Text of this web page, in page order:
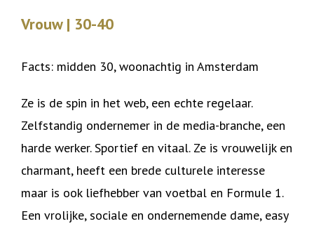
Vrouw | 30-40
Facts: midden 30, woonachtig in Amsterdam
Ze is de spin in het web, een echte regelaar.
Zelfstandig ondernemer in de media-branche, een
harde werker. Sportief en vitaal. Ze is vrouwelijk en
charmant, heeft een brede culturele interesse
maar is ook liefhebber van voetbal en Formule 1.
Een vrolijke, sociale en ondernemende dame, easy